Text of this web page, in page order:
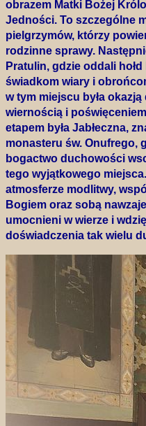
obrazem Matki Bożej
Jedności. To szczególne
pielgrzymów, którzy
rodzinne sprawy.
Pratulin, gdzie oddali
świadkom wiary i
w tym miejscu była
wiernością i
etapem była Jabłeczna,
monasteru św. Onufrego,
bogactwo duchowości
tego wyjątkowego
atmosferze modlitwy,
Bogiem oraz sobą
umocnieni w wierze i
doświadczenia tak wielu